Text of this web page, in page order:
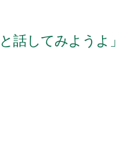
話してみようよ」